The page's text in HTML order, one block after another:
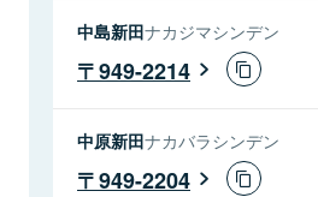
中島新田ナカジマシンデン
949-2214
中原新田ナカバラシンデン
949-2204